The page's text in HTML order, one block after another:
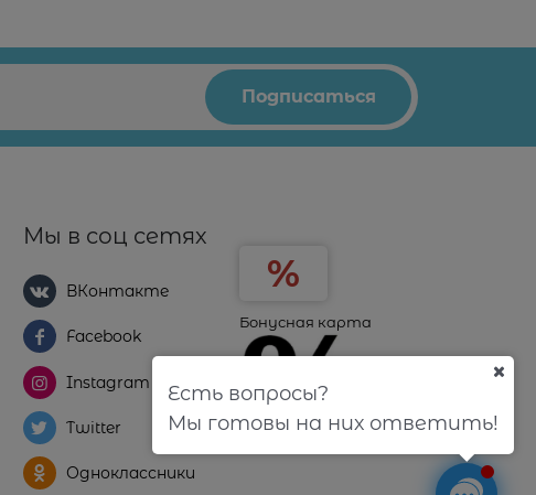
Мы в соц сетях
ВКонтакте
Facebook
Instagram
Twitter
Одноклассники
Бонусная карта
Есть вопросы?
Мы готовы на них ответить!